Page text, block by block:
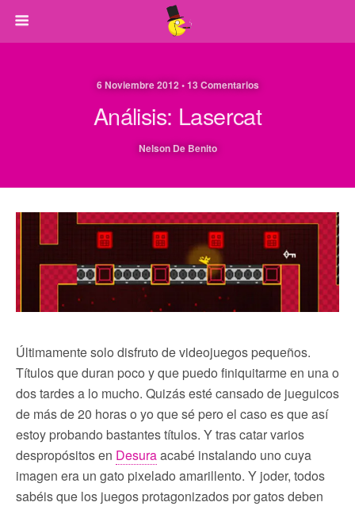
6 Noviembre 2012 • 13 Comentarios
Análisis: Lasercat
Nelson De Benito
Últimamente solo disfruto de videojuegos pequeños.
Títulos que duran poco y que puedo finiquitarme en una o
dos tardes a lo mucho. Quizás esté cansado de jueguicos
de más de 20 horas o yo que sé pero el caso es que así
estoy probando bastantes títulos. Y tras catar varios
despropósitos en Desuraacabé instalando uno cuya
imagen era un gato pixelado amarillento. Y joder, todos
sabéis que los juegos protagonizados por gatos deben